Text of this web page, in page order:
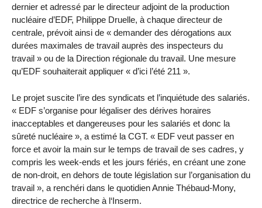
dernier et adressé par le directeur adjoint de la production
nucléaire d’EDF, Philippe Druelle, à chaque directeur de
centrale, prévoit ainsi de « demander des dérogations aux
durées maximales de travail auprès des inspecteurs du
travail » ou de la Direction régionale du travail. Une mesure
qu’EDF souhaiterait appliquer « d’ici l’été 211 ».
Le projet suscite l’ire des syndicats et l’inquiétude des salariés.
« EDF s’organise pour légaliser des dérives horaires
inacceptables et dangereuses pour les salariés et donc la
sûreté nucléaire », a estimé la CGT. « EDF veut passer en
force et avoir la main sur le temps de travail de ses cadres, y
compris les week-ends et les jours fériés, en créant une zone
de non-droit, en dehors de toute législation sur l’organisation du
travail », a renchéri dans le quotidien Annie Thébaud-Mony,
directrice de recherche à l‘Inserm.